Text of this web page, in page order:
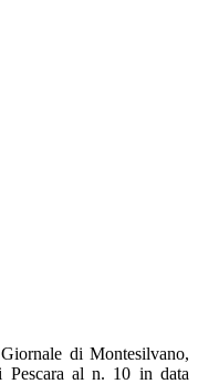
di Montesilvano,
Pescara al n. 10 in data